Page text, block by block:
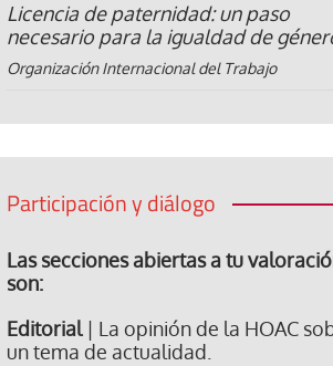
Licencia de paternidad: un paso
necesario para la igualdad de
Organización Internacional del Trabajo
Participación y diálogo
Las secciones abiertas a tu
son:
Editorial| La opinión de la HOAC
un tema de actualidad.